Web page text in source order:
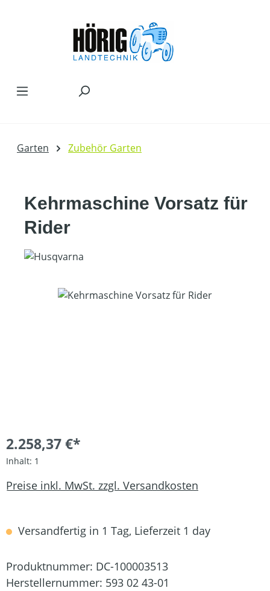
Garten Zubehör Garten
Kehrmaschine Vorsatz für
Rider
Bildergalerie überspringen
2.258,37 €*
Inhalt: 1
Preise inkl. MwSt. zzgl. Versandkosten
Versandfertig in 1 Tag, Lieferzeit 1 day
Produktnummer: DC-100003513
Herstellernummer: 593 02 43-01